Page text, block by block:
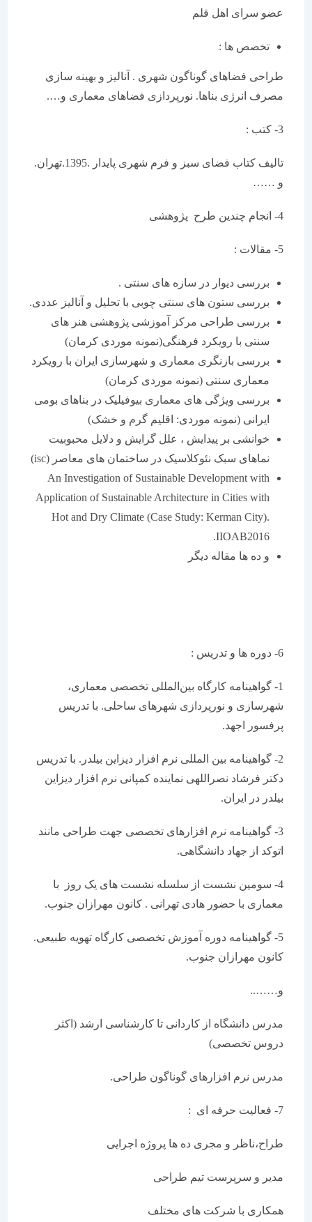
عضو سرای اهل قلم
تخصص ها :
طراحی فضاهای گوناگون شهری . آنالیز و بهینه سازی
مصرف انرژی بناها. نورپردازی فضاهای معماری و….
تالیف کتاب فضای سبز و فرم شهری پایدار .1395.تهران.
و ……
بررسی دیوار در سازه های سنتی .
بررسی ستون های سنتی چوبی با تحلیل و آنالیز عددی.
بررسی طراحی مرکز آموزشی پژوهشی هنر های
سنتی با رویکرد فرهنگی(نمونه موردی کرمان)
بررسی بازنگری معماری و شهرسازی ایران با رویکرد
معماری سنتی (نمونه موردی کرمان)
بررسی ویژگی های معماری بیوفیلیک در بناهای بومی
ایرانی (نمونه موردی: اقلیم گرم و خشک)
خوانشی بر پیدایش ، علل گرایش و دلایل محبوبیت
نماهای سبک نئوکلاسیک در ساختمان های معاصر (isc)
An Investigation of Sustainable Development with
Application of Sustainable Architecture in Cities with
Hot and Dry Climate (Case Study: Kerman City).
IIOAB2016.
و ده ها مقاله دیگر
1- گواهینامه کارگاه بين‌المللی تخصصی معماری،
شهرسازی و نورپردازی شهرهای ساحلی. با تدریس
پرفسور اجهد.
2- گواهینامه بین المللی نرم افزار دیزاین بیلدر. با تدریس
دکتر فرشاد نصراللهی نماینده کمپانی نرم افزار دیزاین
بیلدر در ایران.
3- گواهینامه نرم افزارهای تخصصی جهت طراحی مانند
اتوکد از جهاد دانشگاهی.
4- سومین نشست از سلسله نشست های یک روز با
معماری با حضور هادی تهرانی . کانون مهرازان جنوب.
5- گواهینامه دوره آموزش تخصصی کارگاه تهویه طبیعی.
کانون مهرازان جنوب.
و……..
مدرس دانشگاه از کاردانی تا کارشناسی ارشد (اکثر
دروس تخصصی)
مدرس نرم افزارهای گوناگون طراحی.
طراح،ناظر و مجری ده ها پروژه اجرایی
مدیر و سرپرست تیم طراحی
همکاری با شرکت های مختلف